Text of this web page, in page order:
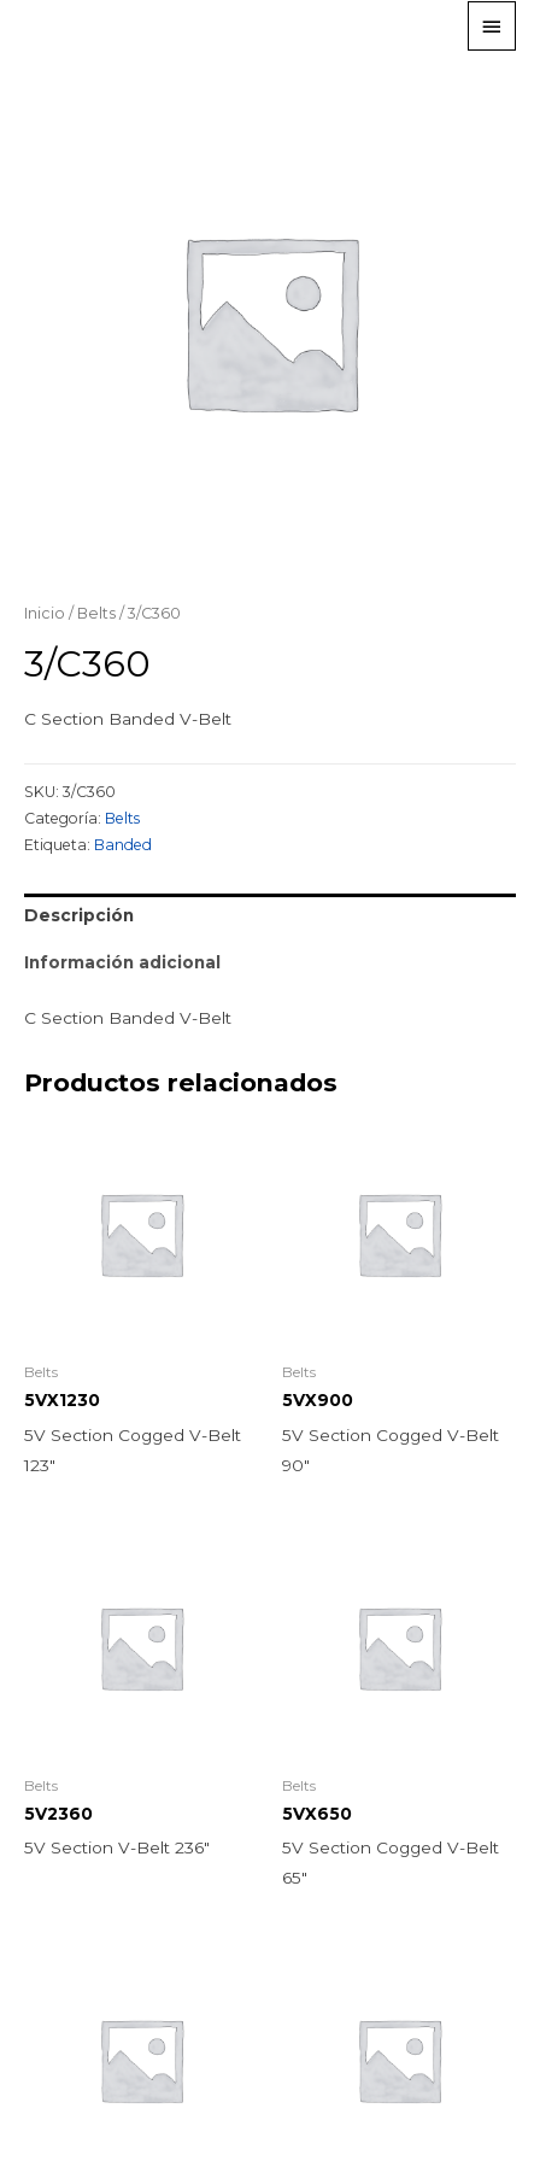
Inicio / Belts / 3/C360
3/C360
C Section Banded V-Belt
SKU: 3/C360
Categoría: Belts
Etiqueta: Banded
Descripción
Información adicional
C Section Banded V-Belt
Productos relacionados
Belts
5VX1230
5V Section Cogged V-Belt
123″
Belts
5VX900
5V Section Cogged V-Belt
90″
Belts
5V2360
5V Section V-Belt 236″
Belts
5VX650
5V Section Cogged V-Belt
65″